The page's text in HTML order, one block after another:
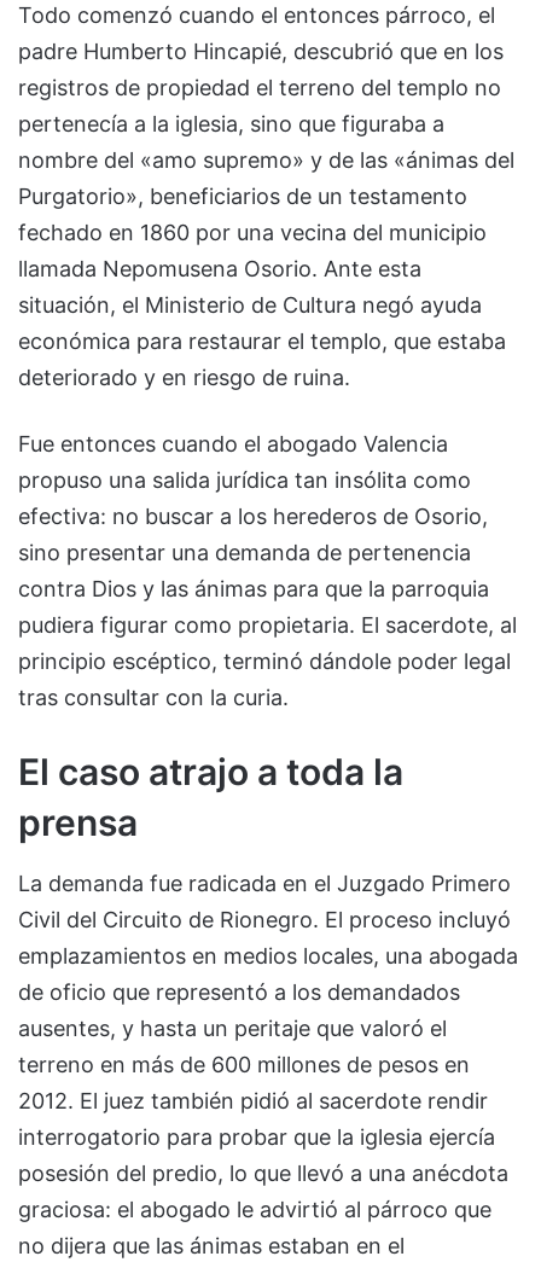
Todo comenzó cuando el entonces párroco, el
padre Humberto Hincapié, descubrió que en los
registros de propiedad el terreno del templo no
pertenecía a la iglesia, sino que figuraba a
nombre del «amo supremo» y de las «ánimas del
Purgatorio», beneficiarios de un testamento
fechado en 1860 por una vecina del municipio
llamada Nepomusena Osorio. Ante esta
situación, el Ministerio de Cultura negó ayuda
económica para restaurar el templo, que estaba
deteriorado y en riesgo de ruina.
Fue entonces cuando el abogado Valencia
propuso una salida jurídica tan insólita como
efectiva: no buscar a los herederos de Osorio,
sino presentar una demanda de pertenencia
contra Dios y las ánimas para que la parroquia
pudiera figurar como propietaria. El sacerdote, al
principio escéptico, terminó dándole poder legal
tras consultar con la curia.
El caso atrajo a toda la
prensa
La demanda fue radicada en el Juzgado Primero
Civil del Circuito de Rionegro. El proceso incluyó
emplazamientos en medios locales, una abogada
de oficio que representó a los demandados
ausentes, y hasta un peritaje que valoró el
terreno en más de 600 millones de pesos en
2012. El juez también pidió al sacerdote rendir
interrogatorio para probar que la iglesia ejercía
posesión del predio, lo que llevó a una anécdota
graciosa: el abogado le advirtió al párroco que
no dijera que las ánimas estaban en el